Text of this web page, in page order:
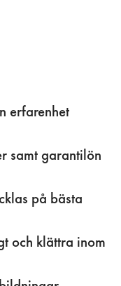
erfarenhet
samt garantilön
på bästa
och klättra inom